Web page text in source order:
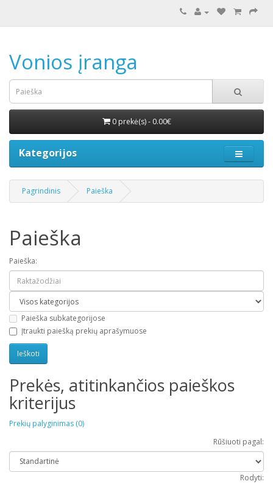
Vonios įranga
0 prekė(s) - 0.00€
Kategorijos
Pagrindinis Paieška
Paieška
Paieška:
Paieška subkategorijose
Įtraukti paiešką prekių aprašymuose
Prekės, atitinkančios paieškos
kriterijus
Prekių palyginimas (0)
Rūšiuoti pagal:
Rodyti: